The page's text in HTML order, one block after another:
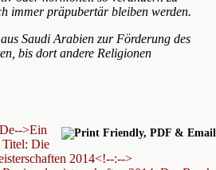
immer präpubertär bleiben werden.
Saudi Arabien zur Förderung des
bis dort andere Religionen
>Ein
Titel: Die
2014<!--:-->